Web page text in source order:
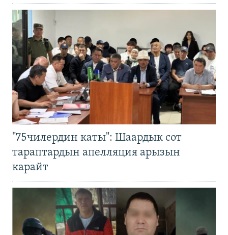
"75чилердин каты": Шаардык сот
тараптардын апелляция арызын
карайт